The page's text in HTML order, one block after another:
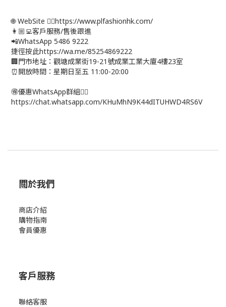
🌐 WebSite 👉🏻https://www.plfashionhk.com/
👩🏼‍💻客戶服務/售後跟進
📲WhatsApp 5486 9222
捷徑按此https://wa.me/85254869222
🏢門市地址：觀塘成業街19-21號成業工業大廈4樓23室
⏰開放時間：星期日至五 11:00-20:00
🉐優惠WhatsApp群組👉🏻
https://chat.whatsapp.com/KHuMhN9K44dITUHWD4RS6V
關於我們
商店介紹
購物指南
會員優惠
客戶服務
聯絡客服